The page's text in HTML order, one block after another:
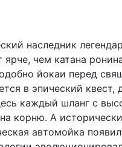
наследник
чем катана
йокаи перед
в эпический квест,
каждый шланг с
корню. А
автомойка